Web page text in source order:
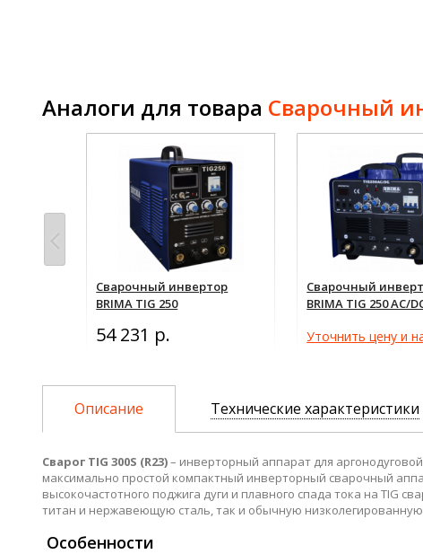
Аналоги для товара Сварочный
Сварочный инвертор
BRIMA TIG 250
54 231 р.
Сварочный
BRIMA TIG 250 AC/
Уточнить цену и
Описание Технические характеристики
Сварог TIG 300S (R23)– инверторный аппарат для
максимально простой компактный инверторный сварочный
высокочастотного поджига дуги и плавного спада тока на TIG
титан и нержавеющую сталь, так и обычную
Особенности